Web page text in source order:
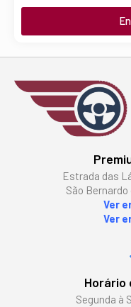
Estrada das
São Bernardo
Ver
Ver
Horário
Segunda à